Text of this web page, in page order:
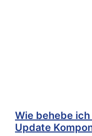
Wie behebe
Update